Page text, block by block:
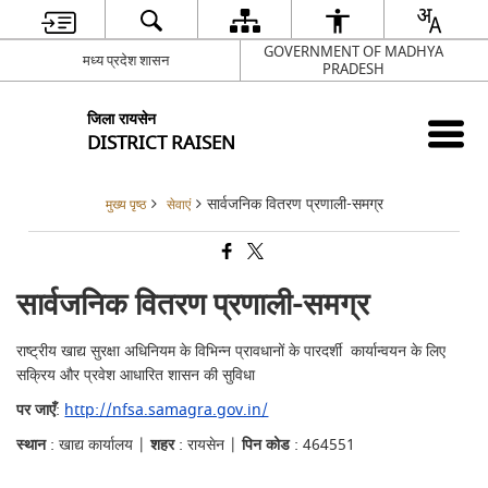
मध्य प्रदेश शासन
GOVERNMENT OF MADHYA
PRADESH
जिला रायसेन
DISTRICT RAISEN
मुख्य पृष्ठ सेवाएं सार्वजनिक वितरण प्रणाली-समग्र
सार्वजनिक वितरण प्रणाली-समग्र
राष्ट्रीय खाद्य सुरक्षा अधिनियम के विभिन्न प्रावधानों के पारदर्शी कार्यान्वयन के लिए
सक्रिय और प्रवेश आधारित शासन की सुविधा
पर जाएँ: http://nfsa.samagra.gov.in/
स्थान: खाद्य कार्यालय |शहर: रायसेन |पिन कोड: 464551